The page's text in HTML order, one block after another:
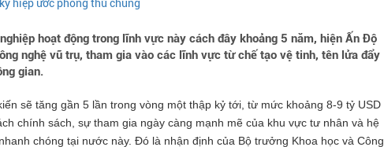
hiệp ước phòng thủ chung
hoạt động trong lĩnh vực này cách đây khoảng 5 năm, hiện Ấn Độ
nghệ vũ trụ, tham gia vào các lĩnh vực từ chế tạo vệ tinh, tên lửa đẩy
gian.
sẽ tăng gần 5 lần trong vòng một thập kỷ tới, từ mức khoảng 8-9 tỷ USD
chính sách, sự tham gia ngày càng mạnh mẽ của khu vực tư nhân và hệ
chóng tại nước này. Đó là nhận định của Bộ trưởng Khoa học và Công